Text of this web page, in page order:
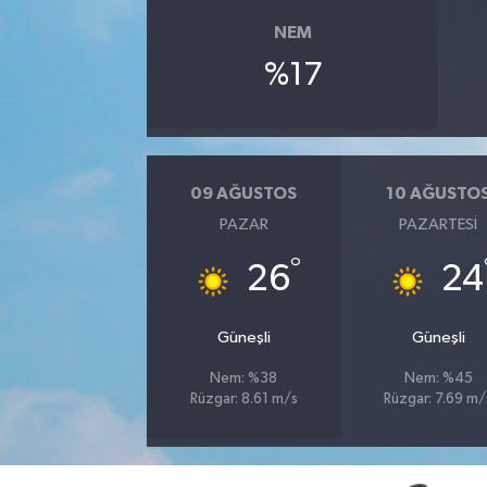
NEM
%17
09 AĞUSTOS
PAZAR
26°
Güneşli
Nem: %38
Rüzgar: 8.61 m/s
10
PAZARTESI
24
Güneşli
Nem: %45
Rüzgar: 7.69 m/
ÖZEL HABER